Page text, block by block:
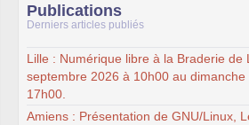
Publications
Derniers articles publiés
Lille : Numérique libre à la Braderie de
septembre 2026 à 10h00 au
17h00.
Amiens : Présentation de GNU/Linux,